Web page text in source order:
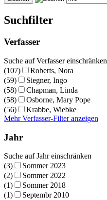
Suchfilter
Verfasser
Suche auf Verfasser einschränken
(107)
Roberts, Nora
(59)
Siegner, Ingo
(58)
Chapman, Linda
(58)
Osborne, Mary Pope
(56)
Krabbe, Wiebke
Mehr Verfasser-Filter anzeigen
Jahr
Suche auf Jahr einschränken
(3)
Sommer 2023
(2)
Sommer 2022
(1)
Sommer 2018
(1)
Septembr 2010